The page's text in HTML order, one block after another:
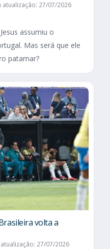
atualização: 27/07/2026
assumiu o
Mas será que ele
patamar?
volta a
27/07/2026